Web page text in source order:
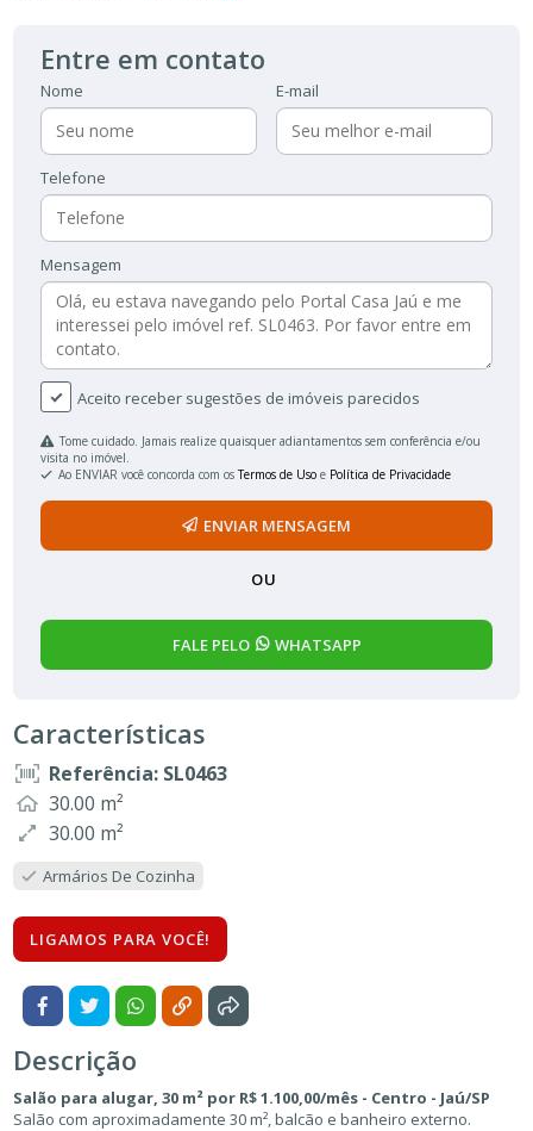
Entre em contato
Nome E-mail
Telefone
Mensagem
Aceito receber sugestões de imóveis parecidos
Tome cuidado. Jamais realize quaisquer adiantamentos sem conferência e/ou
visita no imóvel.
Ao ENVIAR você concorda com osTermos de Uso e Política de Privacidade
ENVIAR MENSAGEM
OU
FALE PELO WHATSAPP
Características
Referência: SL0463
30.00 m²
30.00 m²
Armários De Cozinha
LIGAMOS PARA VOCÊ!
Descrição
Salão para alugar, 30 m² por R$ 1.100,00/mês - Centro - Jaú/SP
Salão com aproximadamente 30 m², balcão e banheiro externo.